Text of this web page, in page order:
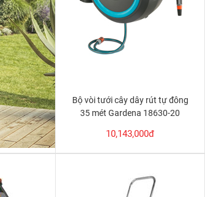
Bộ vòi tưới cây dây rút tự đông
35 mét Gardena 18630-20
10,143,000đ